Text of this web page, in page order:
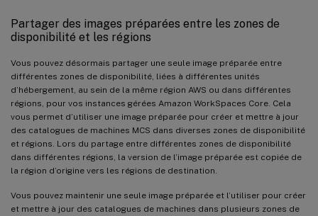
Partager des images préparées entre les zones de
disponibilité et les régions
Vous pouvez désormais partager une seule image préparée entre
différentes zones de disponibilité, liées à différentes unités
d’hébergement, au sein de la même région AWS ou dans différentes
régions, pour vos instances gérées Amazon WorkSpaces Core. Cela
vous permet d’utiliser une image préparée pour créer et mettre à jour
des catalogues de machines MCS dans diverses zones de disponibilité
et régions. Lors du partage entre différentes zones de disponibilité
dans différentes régions, la version de l’image préparée est copiée de
la région d’origine vers les régions de destination.
Vous pouvez maintenir une seule image préparée et l’utiliser pour créer
et mettre à jour des catalogues de machines dans plusieurs zones de